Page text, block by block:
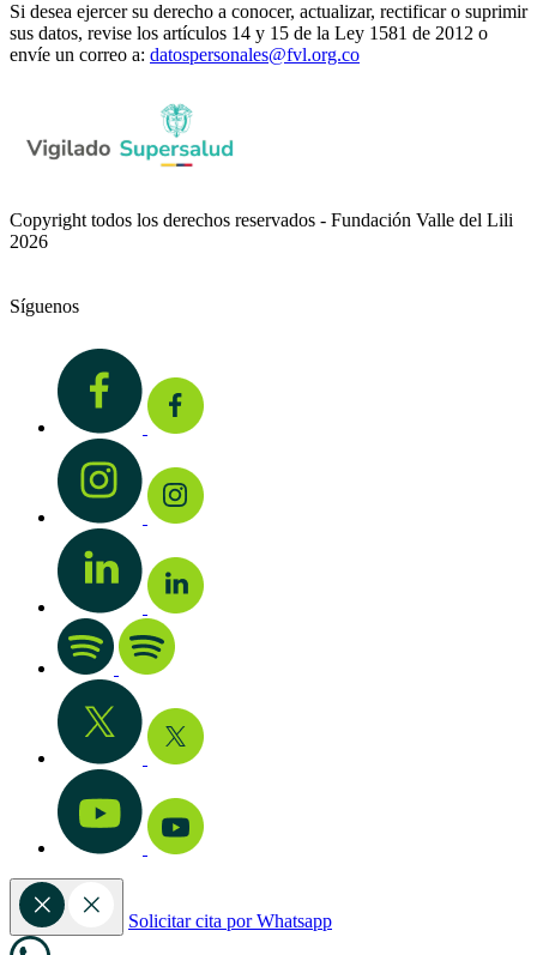
Si desea ejercer su derecho a conocer, actualizar, rectificar o suprimir
sus datos, revise los artículos 14 y 15 de la Ley 1581 de 2012 o
envíe un correo a: datospersonales@fvl.org.co
Copyright todos los derechos reservados - Fundación Valle del Lili
2026
Síguenos
Solicitar cita por Whatsapp